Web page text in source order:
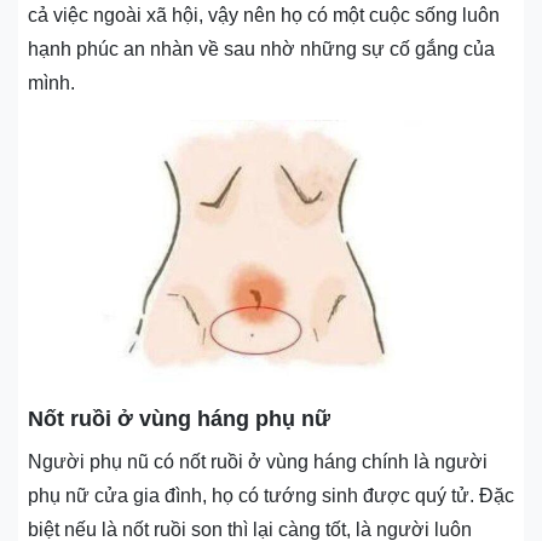
cả việc ngoài xã hội, vậy nên họ có một cuộc sống luôn
hạnh phúc an nhàn về sau nhờ những sự cố gắng của
mình.
Nốt ruồi ở vùng háng phụ nữ
Người phụ nũ có nốt ruồi ở vùng háng chính là người
phụ nữ cửa gia đình, họ có tướng sinh được quý tử. Đặc
biệt nếu là nốt ruồi son thì lại càng tốt, là người luôn